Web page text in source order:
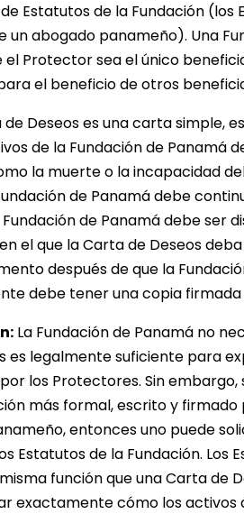
Estatutos de la Fundación (los
un abogado panameño). Una
Protector sea el único
el beneficio de otros
de Deseos es una carta simple,
de la Fundación de Panamá
la muerte o la incapacidad
de Panamá debe
de Panamá debe ser
el que la Carta de Deseos
después de que la
debe tener una copia
La Fundación de Panamá no
es legalmente suficiente para
los Protectores. Sin
más formal, escrito y
entonces uno puede
Estatutos de la Fundación. Los
función que una Carta de
exactamente cómo los activos